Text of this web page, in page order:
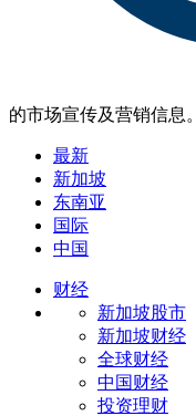
的市场宣传及营销信息。
最新
新加坡
东南亚
国际
中国
财经
新加坡股市
新加坡财经
全球财经
中国财经
投资理财